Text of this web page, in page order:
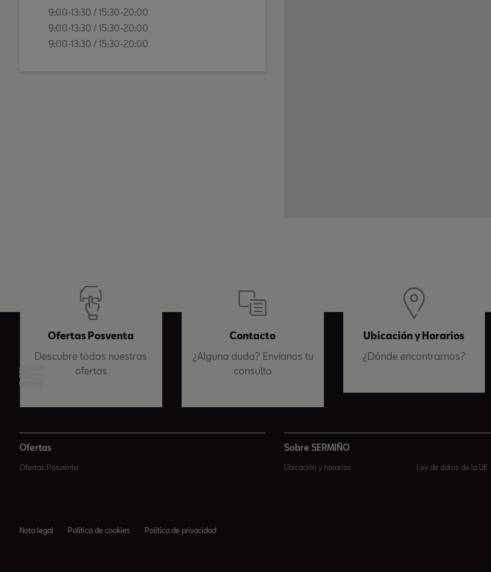
Ofertas Posventa
Descubre todas nuestras
ofertas
Contacto
¿Alguna duda? Envíanos tu
consulta
Ubicación y Horarios
¿Dónde encontrarnos?
9:00-13:30 / 15:30-20:00
9:00-13:30 / 15:30-20:00
9:00-13:30 / 15:30-20:00
Ofertas
Ofertas Posventa
Sobre SERMIÑO
Ubicación y horarios Ley de datos de la UE
Nota legal Política de cookies Política de privacidad